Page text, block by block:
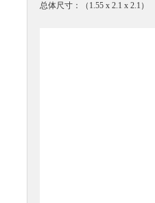
总体尺寸：
（1.55 x 2.1 x 2.1）